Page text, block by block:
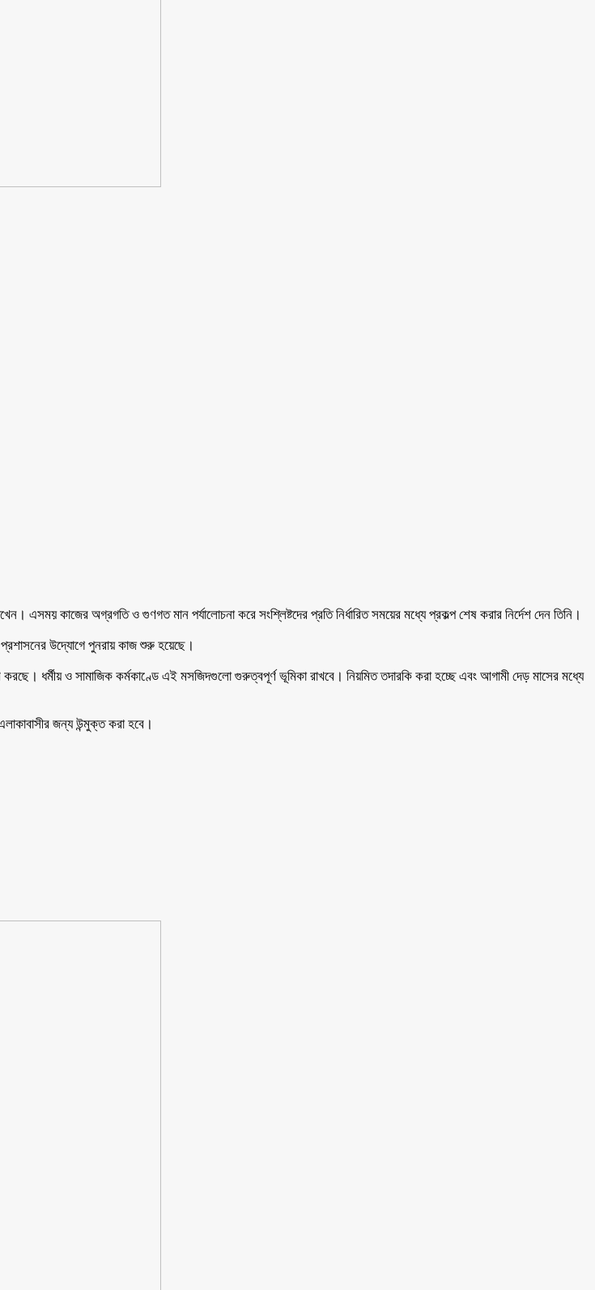
এসময় কাজের অগ্রগতি ও গুণগত মান পর্যালোচনা করে সংশ্লিষ্টদের প্রতি নির্ধারিত সময়ের মধ্যে প্রকল্প শেষ করার নির্দেশ দেন তিনি।
প্রশাসনের উদ্যোগে পুনরায় কাজ শুরু হয়েছে।
ধর্মীয় ও সামাজিক কর্মকাণ্ডে এই মসজিদগুলো গুরুত্বপূর্ণ ভূমিকা রাখবে। নিয়মিত তদারকি করা হচ্ছে এবং আগামী দেড় মাসের মধ্যে
জন্য উন্মুক্ত করা হবে।